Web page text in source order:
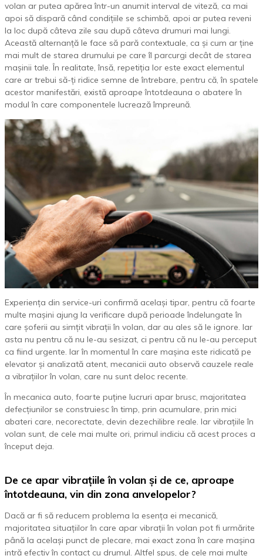
volan ar putea apărea într-un anumit interval de viteză, ca mai
apoi să dispară când condițiile se schimbă, apoi ar putea reveni
la loc după câteva zile sau după câteva drumuri mai lungi.
Această alternanță le face să pară contextuale, ca și cum ar ține
mai mult de starea drumului pe care îl parcurgi decât de starea
mașinii tale. În realitate, însă, repetiția lor este exact elementul
care ar trebui să-ți ridice semne de întrebare, pentru că, în spatele
acestor manifestări, există aproape întotdeauna o abatere în
modul în care componentele lucrează împreună.
Experiența din service-uri confirmă același tipar, pentru că foarte
multe mașini ajung la verificare după perioade îndelungate în
care șoferii au simțit vibrații în volan, dar au ales să le ignore. Iar
asta nu pentru că nu le-au sesizat, ci pentru că nu le-au perceput
ca fiind urgente. Iar în momentul în care mașina este ridicată pe
elevator și analizată atent, mecanicii auto observă cauzele reale
a vibrațiilor în volan, care nu sunt deloc recente.
În mecanica auto, foarte puține lucruri apar brusc, majoritatea
defecțiunilor se construiesc în timp, prin acumulare, prin mici
abateri care, necorectate, devin dezechilibre reale. Iar vibrațiile în
volan sunt, de cele mai multe ori, primul indiciu că acest proces a
început deja.
De ce apar vibrațiile în volan și de ce, aproape
întotdeauna, vin din zona anvelopelor?
Dacă ar fi să reducem problema la esența ei mecanică,
majoritatea situațiilor în care apar vibrații în volan pot fi urmărite
până la același punct de plecare, mai exact zona în care mașina
intră efectiv în contact cu drumul. Altfel spus, de cele mai multe